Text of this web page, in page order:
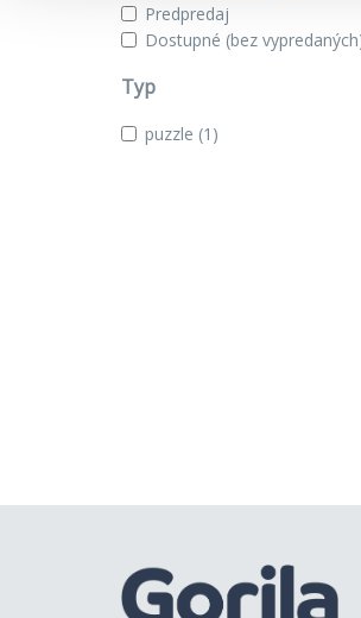
Predpredaj
Dostupné (bez
Typ
puzzle (1)